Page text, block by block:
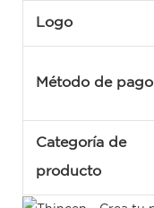
Logo
Método de pago
Categoría de
producto